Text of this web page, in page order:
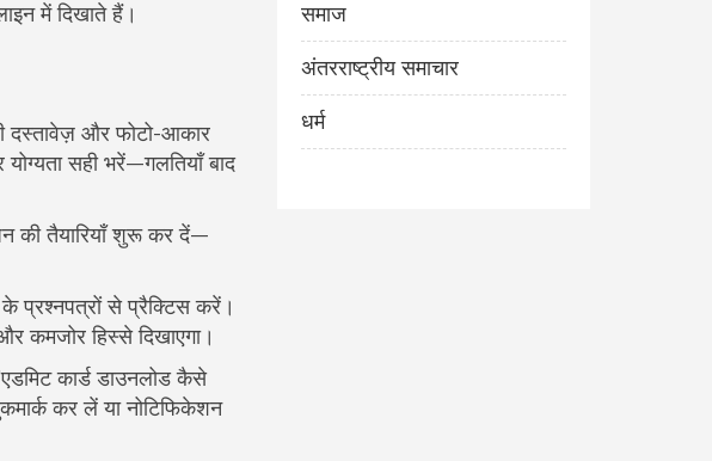
में दिखाते हैं।
दस्तावेज़ और फोटो-आकार
सही भरें—गलतियाँ बाद
की तैयारियाँ शुरू कर दें—
के प्रश्नपत्रों से प्रैक्टिस करें।
कमजोर हिस्से दिखाएगा।
कार्ड डाउनलोड कैसे
कर लें या नोटिफिकेशन
समाज
अंतरराष्ट्रीय समाचार
धर्म